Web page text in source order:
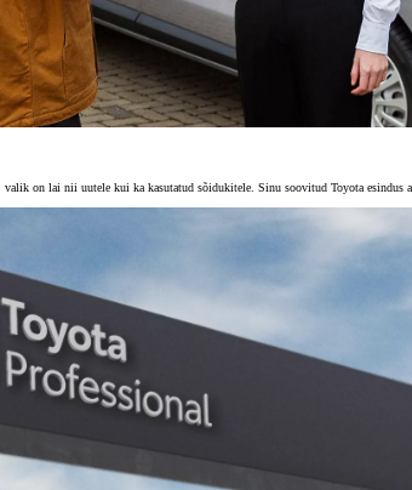
on lai nii uutele kui ka kasutatud sõidukitele. Sinu soovitud Toyota